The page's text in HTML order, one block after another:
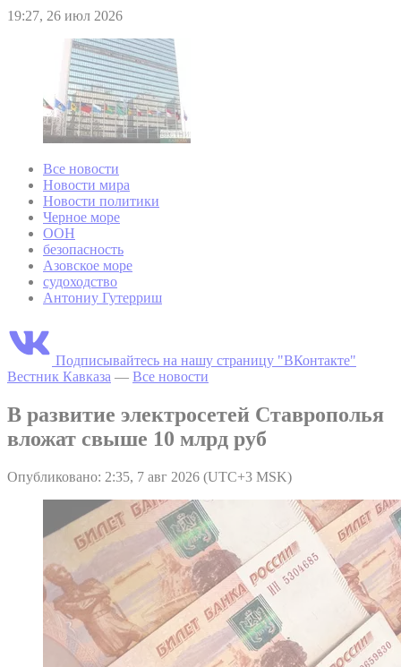
19:27, 26 июл 2026
Все новости
Новости мира
Новости политики
Черное море
ООН
безопасность
Азовское море
судоходство
Антониу Гутерриш
Подписывайтесь на нашу страницу "ВКонтакте"
Вестник Кавказа — Все новости
В развитие электросетей Ставрополья
вложат свыше 10 млрд руб
Опубликовано: 2:35, 7 авг 2026 (UTC+3 MSK)